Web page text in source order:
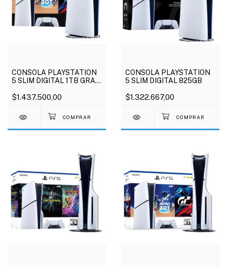
CONSOLA PLAYSTATION
5 SLIM DIGITAL 1TB GRAN
$1.437.500,00
CONSOLA PLAYSTATION
5 SLIM DIGITAL 825GB
$1.322.667,00